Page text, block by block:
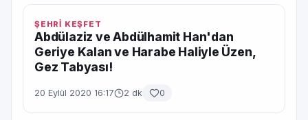
ŞEHRİ KEŞFET
Abdülaziz ve Abdülhamit Han'dan
Geriye Kalan ve Harabe Haliyle Üzen,
Gez Tabyası!
20 Eylül 2020 16:17 2 dk 0